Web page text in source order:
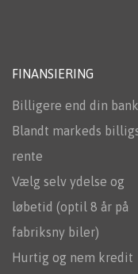
FINANSIERING
Billigere end din bank
Blandt markeds
rente
Vælg selv ydelse og
løbetid (optil 8 år på
fabriksny biler)
Hurtig og nem kredit